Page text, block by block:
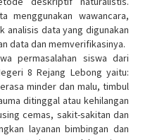
menggunakan wawancara,
analisis data yang digunakan
data dan memverifikasinya.
permasalahan siswa dari
8 Rejang Lebong yaitu:
minder dan malu, timbul
ditinggal atau kehilangan
cemas, sakit-sakitan dan
layanan bimbingan dan